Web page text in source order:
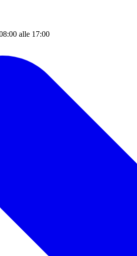
alle 17:00